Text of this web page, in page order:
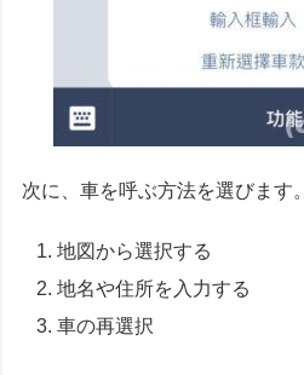
次に、車を呼ぶ方法を選びます。
地図から選択する
地名や住所を入力する
車の再選択